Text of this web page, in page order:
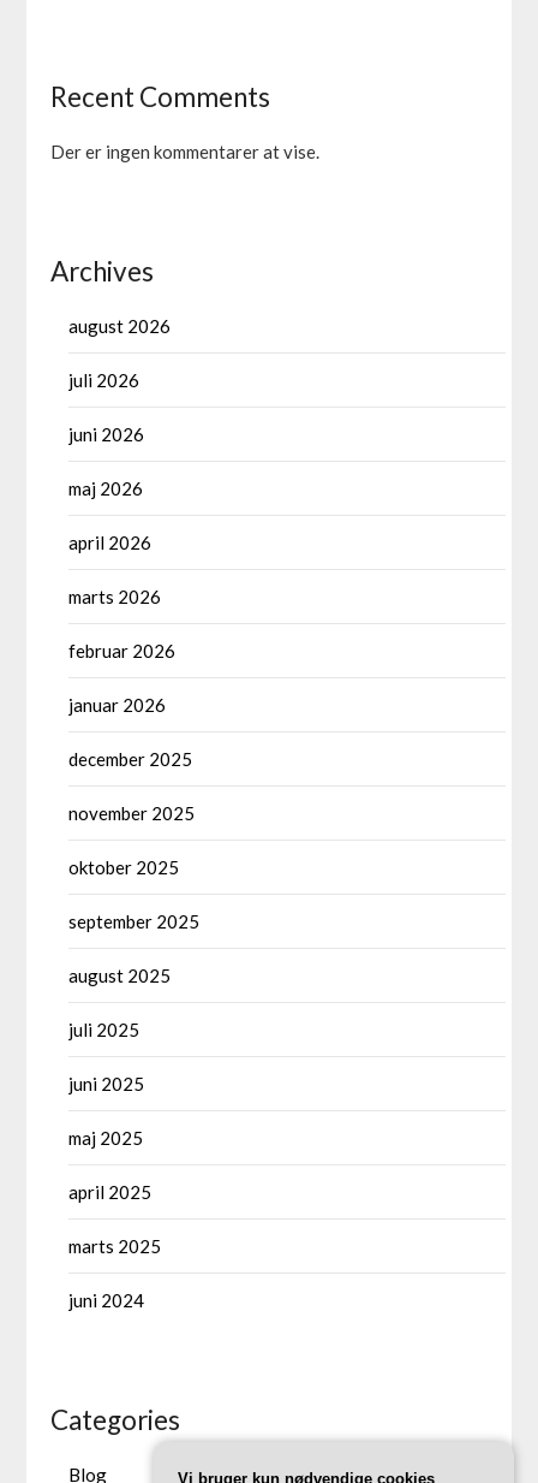
Recent Comments
Der er ingen kommentarer at vise.
Archives
august 2026
juli 2026
juni 2026
maj 2026
april 2026
marts 2026
februar 2026
januar 2026
december 2025
november 2025
oktober 2025
september 2025
august 2025
juli 2025
juni 2025
maj 2025
april 2025
marts 2025
juni 2024
Categories
Blog Vi bruger kun nødvendige cookies